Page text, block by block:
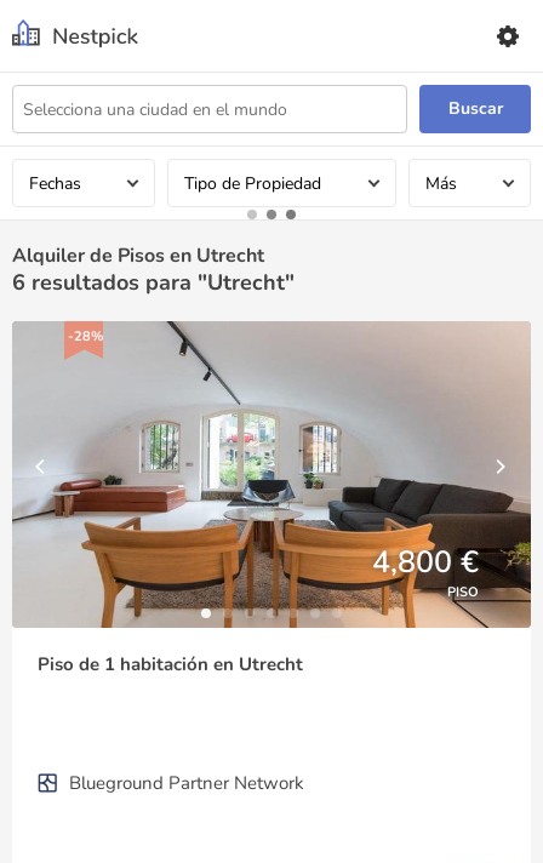
Buscar
Fechas Tipo de Propiedad Más
Alquiler de Pisos en Utrecht
6 resultados para "Utrecht"
-28%
4,800 €
PISO
Piso de 1 habitación en Utrecht
Blueground Partner Network